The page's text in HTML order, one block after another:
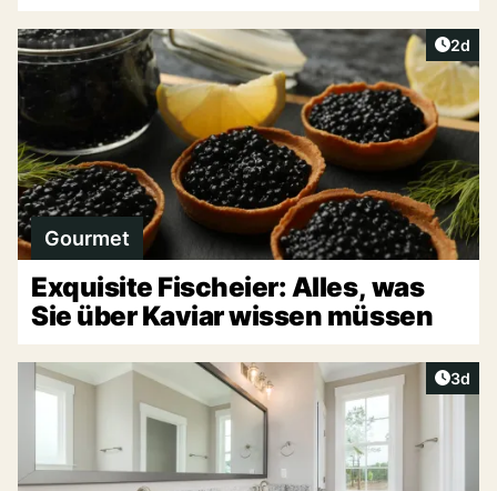
2d
Gourmet
Exquisite Fischeier: Alles, was
Sie über Kaviar wissen müssen
3d